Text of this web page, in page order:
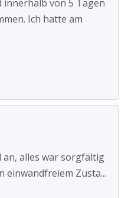
innerhalb von 5 Tagen
Ich hatte am
an, alles war sorgfältig
einwandfreiem Zusta...